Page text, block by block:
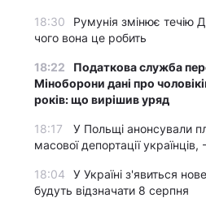
18:30
Румунія змінює течію
чого вона це робить
18:22
Податкова служба
Міноборони дані про
років: що вирішив уряд
18:17
У Польщі анонсували
масової депортації українців,
18:04
У Україні з'явиться
будуть відзначати 8 серпня